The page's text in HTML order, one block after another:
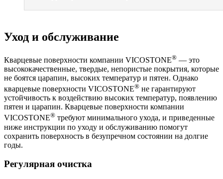
Уход и обслуживание
Кварцевые поверхности компании VICOSTONE® — это
высококачественные, твердые, непористые покрытия, которые
не боятся царапин, высоких температур и пятен. Однако
кварцевые поверхности VICOSTONE® не гарантируют
устойчивость к воздействию высоких температур, появлению
пятен и царапин. Кварцевые поверхности компании
VICOSTONE® требуют минимального ухода, и приведенные
ниже инструкции по уходу и обслуживанию помогут
сохранить поверхность в безупречном состоянии на долгие
годы.
Регулярная очистка